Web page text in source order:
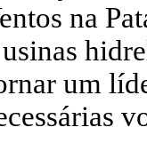
na
usinas
um